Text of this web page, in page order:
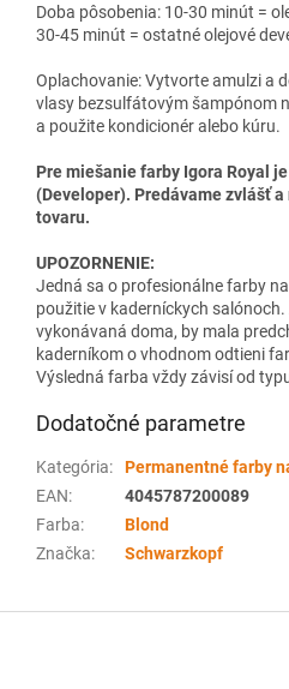
Doba pôsobenia: 10-30 minút =
30-45 minút = ostatné olejové
Oplachovanie: Vytvorte amulzi a
vlasy bezsulfátovým šampónom
a použite kondicionér alebo kúru.
Pre miešanie farby Igora Royal
(Developer). Predávame zvlášť
tovaru.
UPOZORNENIE:
Jedná sa o profesionálne farby
použitie v kaderníckych
vykonávaná doma, by mala
kaderníkom o vhodnom odtieni
Výsledná farba vždy závisí od
Dodatočné parametre
Kategória:
Permanentné farby
EAN:
4045787200089
Farba:
Blond
Značka: Schwarzkopf